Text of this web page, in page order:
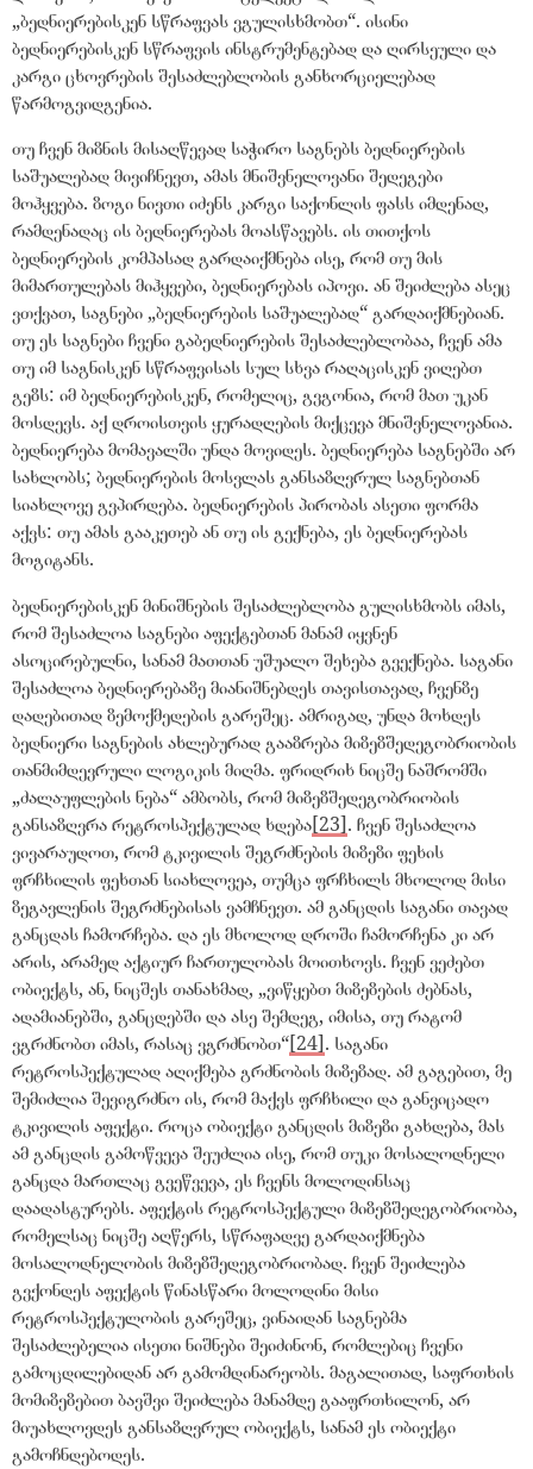
„ბედნიერებისკენ სწრაფვას ვგულისხმობთ“. ისინი
ბედნიერებისკენ სწრაფვის ინსტრუმენტებად და ღირსეული და
კარგი ცხოვრების შესაძლებლობის განხორციელებად
წარმოგვიდგენია.
თუ ჩვენ მიზნის მისაღწევად საჭირო საგნებს ბედნიერების
საშუალებად მივიჩნევთ, ამას მნიშვნელოვანი შედეგები
მოჰყვება. ზოგი ნივთი იძენს კარგი საქონლის ფასს იმდენად,
რამდენადაც ის ბედნიერებას მოასწავებს. ის თითქოს
ბედნიერების კომპასად გარდაიქმნება ისე, რომ თუ მის
მიმართულებას მიჰყვები, ბედნიერებას იპოვი. ან შეიძლება ასეც
ვთქვათ, საგნები „ბედნიერების საშუალებად“გარდაიქმნებიან.
თუ ეს საგნები ჩვენი გაბედნიერების შესაძლებლობაა, ჩვენ ამა
თუ იმ საგნისკენ სწრაფვისას სულ სხვა რაღაცისკენ ვიღებთ
გეზს: იმ ბედნიერებისკენ, რომელიც, გვგონია, რომ მათ უკან
მოსდევს. აქ დროისთვის ყურადღების მიქცევა მნიშვნელოვანია.
ბედნიერება მომავალში უნდა მოვიდეს. ბედნიერება საგნებში არ
სახლობს; ბედნიერების მოსვლას განსაზღვრულ საგნებთან
სიახლოვე გვპირდება. ბედნიერების პირობას ასეთი ფორმა
აქვს: თუ ამას გააკეთებ ან თუ ის გექნება, ეს ბედნიერებას
მოგიტანს.
ბედნიერებისკენ მინიშნების შესაძლებლობა გულისხმობს იმას,
რომ შესაძლოა საგნები აფექტებთან მანამ იყვნენ
ასოცირებულნი, სანამ მათთან უშუალო შეხება გვექნება. საგანი
შესაძლოა ბედნიერებაზე მიანიშნებდეს თავისთავად, ჩვენზე
დადებითად ზემოქმედების გარეშეც. ამრიგად, უნდა მოხდეს
ბედნიერი საგნების ახლებურად გააზრება მიზეზშედეგობრიობის
თანმიმდევრული ლოგიკის მიღმა. ფრიდრიხ ნიცშე ნაშრომში
„ძალაუფლების ნება“ამბობს, რომ მიზეზშედეგობრიობის
განსაზღვრა რეტროსპექტულად ხდება[23]. ჩვენ შესაძლოა
ვივარაუდოთ, რომ ტკივილის შეგრძნების მიზეზი ფეხის
ფრჩხილის ფეხთან სიახლოვეა, თუმცა ფრჩხილს მხოლოდ მისი
ზეგავლენის შეგრძნებისას ვამჩნევთ. ამ განცდის საგანი თავად
განცდას ჩამორჩება. და ეს მხოლოდ დროში ჩამორჩენა კი არ
არის, არამედ აქტიურ ჩართულობას მოითხოვს. ჩვენ ვეძებთ
ობიექტს, ან, ნიცშეს თანახმად, „ვიწყებთ მიზეზების ძებნას,
ადამიანებში, განცდებში და ასე შემდეგ, იმისა, თუ რატომ
ვგრძნობთ იმას, რასაც ვგრძნობთ“[24]. საგანი
რეტროსპექტულად აღიქმება გრძნობის მიზეზად. ამ გაგებით, მე
შემიძლია შევიგრძნო ის, რომ მაქვს ფრჩხილი და განვიცადო
ტკივილის აფექტი. როცა ობიექტი განცდის მიზეზი გახდება, მას
ამ განცდის გამოწვევა შეუძლია ისე, რომ თუკი მოსალოდნელი
განცდა მართლაც გვეწვევა, ეს ჩვენს მოლოდინსაც
დაადასტურებს. აფექტის რეტროსპექტული მიზეზშედეგობრიობა,
რომელსაც ნიცშე აღწერს, სწრაფადვე გარდაიქმნება
მოსალოდნელობის მიზეზშედეგობრიობად. ჩვენ შეიძლება
გვქონდეს აფექტის წინასწარი მოლოდინი მისი
რეტროსპექტულობის გარეშეც, ვინაიდან საგნებმა
შესაძლებელია ისეთი ნიშნები შეიძინონ, რომლებიც ჩვენი
გამოცდილებიდან არ გამომდინარეობს. მაგალითად, საფრთხის
მომიზეზებით ბავშვი შეიძლება მანამდე გააფრთხილონ, არ
მიუახლოვდეს განსაზღვრულ ობიექტს, სანამ ეს ობიექტი
გამოჩნდებოდეს.